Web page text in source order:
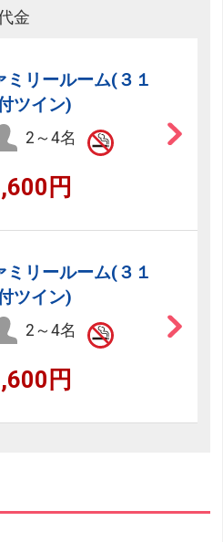
金
リールーム(３１
ツイン)
2～4名
円
リールーム(３１
ツイン)
2～4名
円